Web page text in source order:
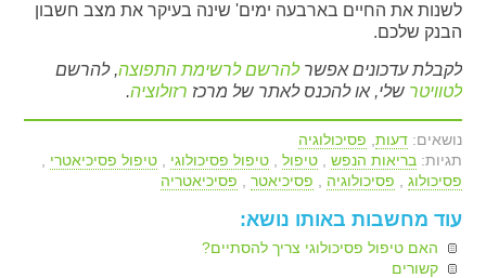
לשנות את החיים בארבעה ימים' שינה בעיקר את מצב חשבון
הבנק שלכם.
לקבלת עדכונים אפשרלהרשם לרשימת התפוצה, להרשם
לטוויטרשלי, או להכנס לאתר של מרכז רזולוציה.
נושאים:דעות פסיכולוגיה
תגיות:בריאות הנפש ,טיפול ,טיפול פסיכולוגי ,טיפול פסיכיאטרי
פסיכולוג
פסיכולוגיה פסיכיאטר פסיכיאטריה
עוד מחשבות באותו נושא:
האם טיפול פסיכולוגי צריך להסתיים?
קשורים